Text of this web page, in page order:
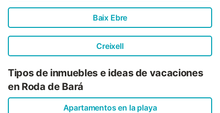
Baix Ebre
Creixell
Tipos de inmuebles e ideas de vacaciones
en Roda de Bará
Apartamentos en la playa